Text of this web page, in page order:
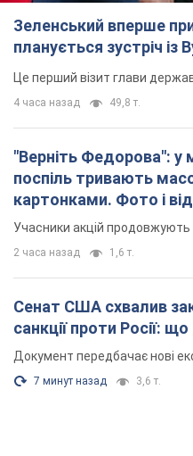
Зеленський вперше
планується зустріч із
Це перший візит глави
4 часа назад 49,8 т.
"Верніть Федорова": у
поспіль тривають
картонками. Фото і
Учасники акцій
2 часа назад 1,6 т.
Сенат США схвалив
санкції проти Росії: що
Документ передбачає нові
7 минут назад 3,6 т.